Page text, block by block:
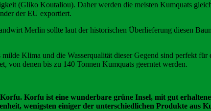
(Gliko Koutaliou). Daher werden die meisten Kumquats
der EU exportiert.
Merlin sollte laut der historischen Überlieferung diesen
Klima und die Wasserqualität dieser Gegend sind perfekt für
von denen bis zu 140 Tonnen Kumquats geerntet werden.
Korfu ist eine wunderbare grüne Insel, mit gut
wenigsten einiger der unterschiedlichen Produkte aus